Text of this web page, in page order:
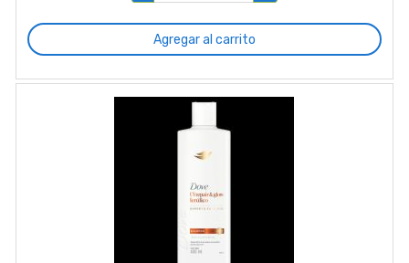
Agregar al carrito